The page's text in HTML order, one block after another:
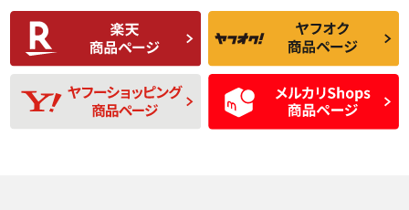
C
比較的きれいな中古
品
C
られるが、使用に問
題のない中古品
D
使用感や目立つ傷が
あり、一般的な中古
品
D
残り溝も少なく、偏
磨耗がみられ、短期
間使用できるくらい
の中古品